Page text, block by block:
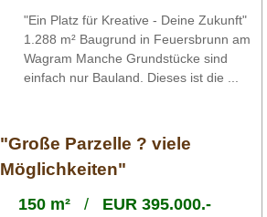
"Ein Platz für Kreative - Deine Zukunft"
1.288 m² Baugrund in Feuersbrunn am
Wagram Manche Grundstücke sind
einfach nur Bauland. Dieses ist die ...
"Große Parzelle ? viele
Möglichkeiten"
150 m²/ EUR 395.000.-